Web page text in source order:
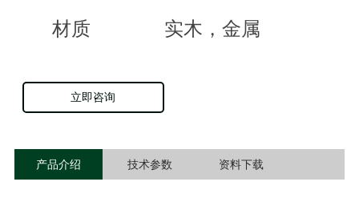
材质 实木，金属
立即咨询
产品介绍 技术参数 资料下载